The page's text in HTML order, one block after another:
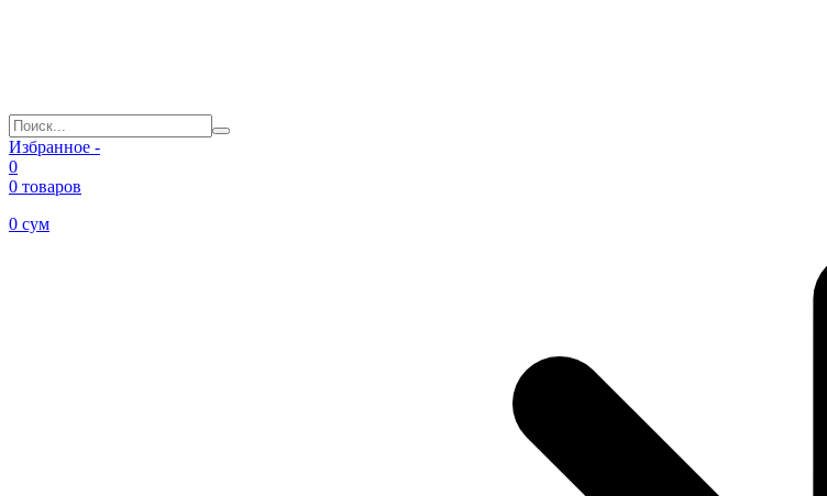
Избранное -
0
0 товаров
0 сум